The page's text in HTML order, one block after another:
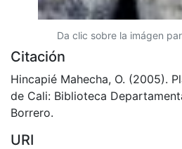
Da clic sobre la imágen
Citación
Hincapié Mahecha, O. (2005).
de Cali: Biblioteca
Borrero.
URI